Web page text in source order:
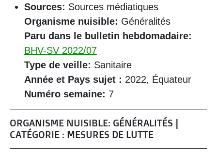
Sources: Sources médiatiques
Organisme nuisible: Généralités
Paru dans le bulletin hebdomadaire:
BHV-SV 2022/07
Type de veille: Sanitaire
Année et Pays sujet : 2022, Équateur
Numéro semaine: 7
ORGANISME NUISIBLE: GÉNÉRALITÉS |
CATÉGORIE : MESURES DE LUTTE